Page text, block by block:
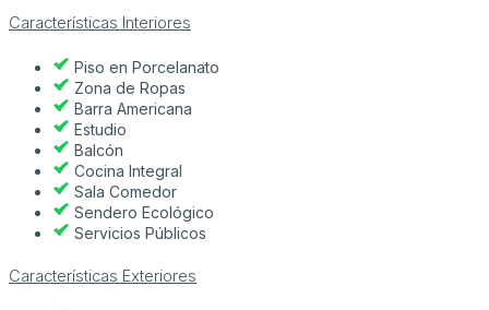
Características Interiores
Piso en Porcelanato
Zona de Ropas
Barra Americana
Estudio
Balcón
Cocina Integral
Sala Comedor
Sendero Ecológico
Servicios Públicos
Características Exteriores